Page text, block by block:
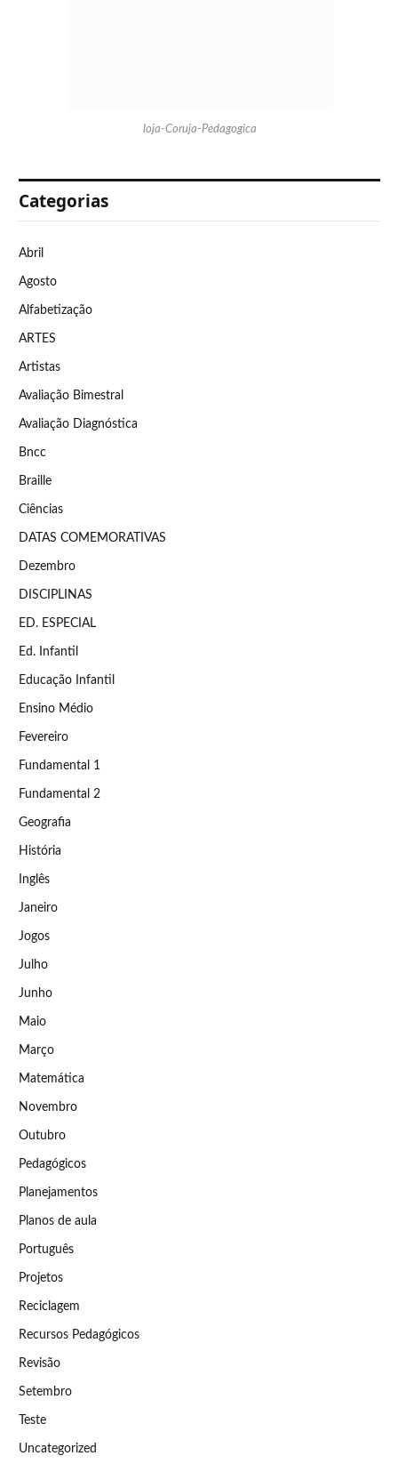
loja-Coruja-Pedagogica
Categorias
Abril
Agosto
Alfabetização
ARTES
Artistas
Avaliação Bimestral
Avaliação Diagnóstica
Bncc
Braille
Ciências
DATAS COMEMORATIVAS
Dezembro
DISCIPLINAS
ED. ESPECIAL
Ed. Infantil
Educação Infantil
Ensino Médio
Fevereiro
Fundamental 1
Fundamental 2
Geografia
História
Inglês
Janeiro
Jogos
Julho
Junho
Maio
Março
Matemática
Novembro
Outubro
Pedagógicos
Planejamentos
Planos de aula
Português
Projetos
Reciclagem
Recursos Pedagógicos
Revisão
Setembro
Teste
Uncategorized